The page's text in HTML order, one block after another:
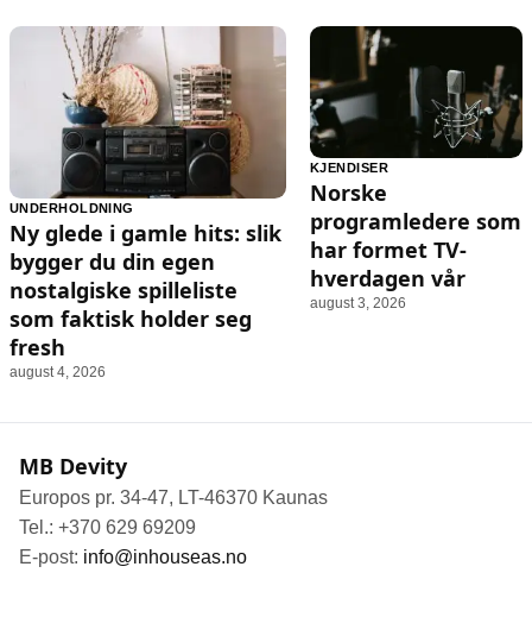
UNDERHOLDNING
Ny glede i gamle hits: slik
bygger du din egen
nostalgiske spilleliste
som faktisk holder seg
fresh
august 4, 2026
KJENDISER
Norske
programledere som
har formet TV-
hverdagen vår
august 3, 2026
MB Devity
Europos pr. 34-47, LT-46370 Kaunas
Tel.: +370 629 69209
E-post: info@inhouseas.no